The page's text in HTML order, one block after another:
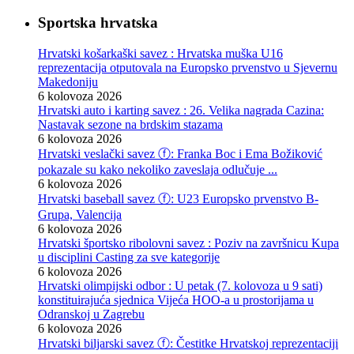
Sportska hrvatska
Hrvatski košarkaški savez : Hrvatska muška U16
reprezentacija otputovala na Europsko prvenstvo u Sjevernu
Makedoniju
6 kolovoza 2026
Hrvatski auto i karting savez : 26. Velika nagrada Cazina:
Nastavak sezone na brdskim stazama
6 kolovoza 2026
Hrvatski veslački savez ⓕ: Franka Boc i Ema Božiković
pokazale su kako nekoliko zaveslaja odlučuje ...
6 kolovoza 2026
Hrvatski baseball savez ⓕ: U23 Europsko prvenstvo B-
Grupa, Valencija
6 kolovoza 2026
Hrvatski športsko ribolovni savez : Poziv na završnicu Kupa
u disciplini Casting za sve kategorije
6 kolovoza 2026
Hrvatski olimpijski odbor : U petak (7. kolovoza u 9 sati)
konstituirajuća sjednica Vijeća HOO-a u prostorijama u
Odranskoj u Zagrebu
6 kolovoza 2026
Hrvatski biljarski savez ⓕ: Čestitke Hrvatskoj reprezentaciji